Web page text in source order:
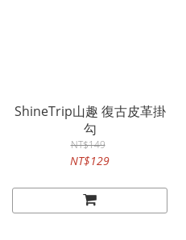
ShineTrip山趣 復古皮革掛
勾
NT$149
NT$129